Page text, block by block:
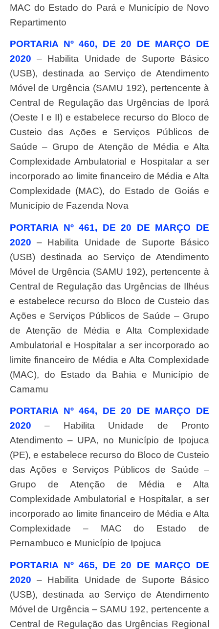
MAC do Estado do Pará e Município de Novo
Repartimento
PORTARIA Nº 460, DE 20 DE MARÇO DE
2020 – Habilita Unidade de Suporte Básico
(USB), destinada ao Serviço de Atendimento
Móvel de Urgência (SAMU 192), pertencente à
Central de Regulação das Urgências de Iporá
(Oeste I e II) e estabelece recurso do Bloco de
Custeio das Ações e Serviços Públicos de
Saúde – Grupo de Atenção de Média e Alta
Complexidade Ambulatorial e Hospitalar a ser
incorporado ao limite financeiro de Média e Alta
Complexidade (MAC), do Estado de Goiás e
Município de Fazenda Nova
PORTARIA Nº 461, DE 20 DE MARÇO DE
2020 – Habilita Unidade de Suporte Básico
(USB) destinada ao Serviço de Atendimento
Móvel de Urgência (SAMU 192), pertencente à
Central de Regulação das Urgências de Ilhéus
e estabelece recurso do Bloco de Custeio das
Ações e Serviços Públicos de Saúde – Grupo
de Atenção de Média e Alta Complexidade
Ambulatorial e Hospitalar a ser incorporado ao
limite financeiro de Média e Alta Complexidade
(MAC), do Estado da Bahia e Município de
Camamu
PORTARIA Nº 464, DE 20 DE MARÇO DE
2020 – Habilita Unidade de Pronto
Atendimento – UPA, no Município de Ipojuca
(PE), e estabelece recurso do Bloco de Custeio
das Ações e Serviços Públicos de Saúde –
Grupo de Atenção de Média e Alta
Complexidade Ambulatorial e Hospitalar, a ser
incorporado ao limite financeiro de Média e Alta
Complexidade – MAC do Estado de
Pernambuco e Município de Ipojuca
PORTARIA Nº 465, DE 20 DE MARÇO DE
2020 – Habilita Unidade de Suporte Básico
(USB), destinada ao Serviço de Atendimento
Móvel de Urgência – SAMU 192, pertencente a
Central de Regulação das Urgências Regional